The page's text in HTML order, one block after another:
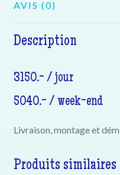
AVIS (0)
Description
3150.- / jour
5040.- / week-end
Livraison, montage et
Produits similaires